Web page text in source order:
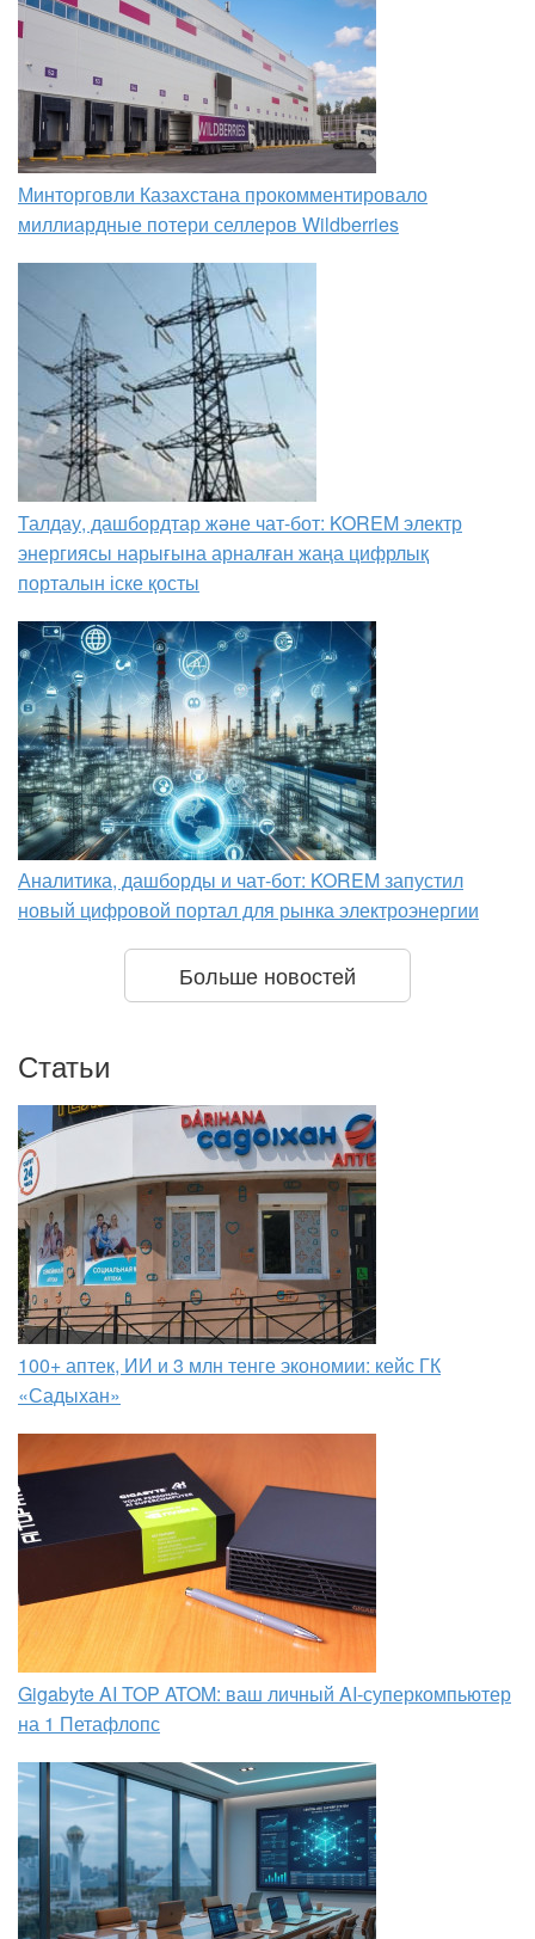
Минторговли Казахстана прокомментировало
миллиардные потери селлеров Wildberries
Талдау, дашбордтар және чат-бот: KOREM электр
энергиясы нарығына арналған жаңа цифрлық
порталын іске қосты
Аналитика, дашборды и чат-бот: KOREM запустил
новый цифровой портал для рынка электроэнергии
Больше новостей
Статьи
100+ аптек, ИИ и 3 млн тенге экономии: кейс ГК
«Садыхан»
Gigabyte AI TOP ATOM: ваш личный AI-суперкомпьютер
на 1 Петафлопс